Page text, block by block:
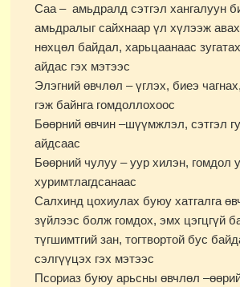
Саа – амьдралд сэтгэл хангалуун
амьдралыг сайхнаар үл хүлээж
нөхцөл байдал, харьцаанаас
айдас гэх мэтээс
Элэгний өвчлөл – үглэх, биеэ
гэж байнга гомдоллохоос
Бөөрний өвчин –шүүмжлэл, сэтгэл
айдсаас
Бөөрний чулуу – уур хилэн, гомдол
хуримтлагдсанаас
Салхинд цохиулах буюу хатгалга
зүйлээс болж гомдох, эмх цэгцгүй
түгшимтгий зан, тогтвортой бус
сэлгүүцэх гэх мэтээс
Псориаз буюу арьсны өвчлөл